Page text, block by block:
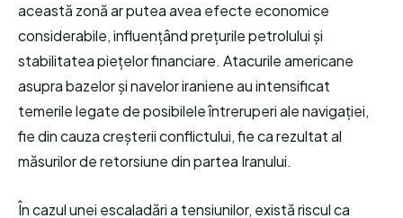
această zonă ar putea avea efecte economice
considerabile, influențând prețurile petrolului și
stabilitatea piețelor financiare. Atacurile americane
asupra bazelor și navelor iraniene au intensificat
temerile legate de posibilele întreruperi ale navigației,
fie din cauza creșterii conflictului, fie ca rezultat al
măsurilor de retorsiune din partea Iranului.
În cazul unei escaladări a tensiunilor, există riscul ca